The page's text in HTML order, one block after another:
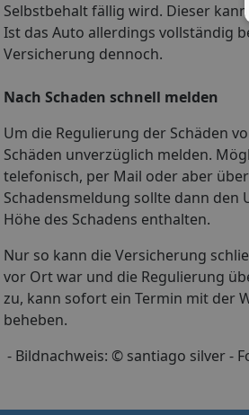
Selbstbehalt fällig wird. Dieser
Ist das Auto allerdings vollständig
Versicherung dennoch.
Nach Schaden schnell melden
Um die Regulierung der Schäden
Schäden unverzüglich melden.
telefonisch, per Mail oder aber
Schadensmeldung sollte dann
Höhe des Schadens enthalten.
Nur so kann die Versicherung
vor Ort war und die Regulierung
zu, kann sofort ein Termin mit der
beheben.
- Bildnachweis: © santiago silver -